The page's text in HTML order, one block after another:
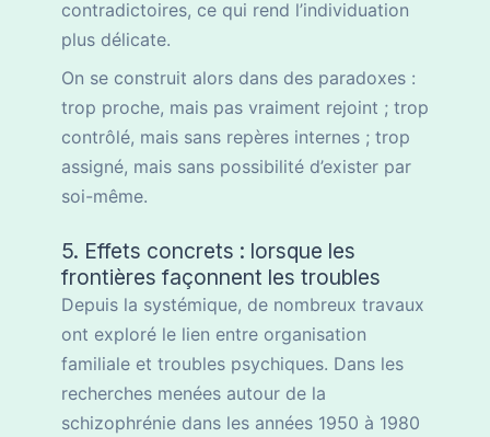
contradictoires, ce qui rend l’individuation
plus délicate.
On se construit alors dans des paradoxes :
trop proche, mais pas vraiment rejoint ; trop
contrôlé, mais sans repères internes ; trop
assigné, mais sans possibilité d’exister par
soi-même.
5. Effets concrets : lorsque les
frontières façonnent les troubles
Depuis la systémique, de nombreux travaux
ont exploré le lien entre organisation
familiale et troubles psychiques. Dans les
recherches menées autour de la
schizophrénie dans les années 1950 à 1980